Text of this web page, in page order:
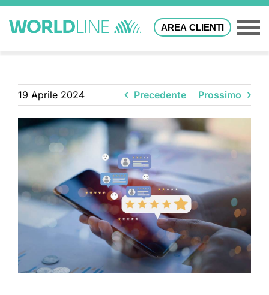
AREA CLIENTI
19 Aprile 2024 Precedente Prossimo